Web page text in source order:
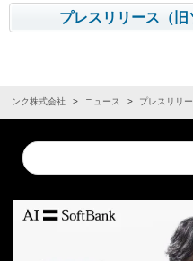
プレスリリース（
バンク株式会社 ニュース プレスリリ
Conduct
a